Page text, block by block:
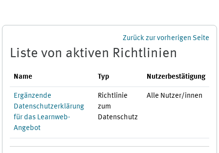
Zurück zur vorherigen Seite
Liste von aktiven Richtlinien
Name Typ Nutzerbestätigung
Ergänzende
Datenschutzerklärung
für das Learnweb-
Angebot
Richtlinie
zum
Datenschutz
Alle Nutzer/innen